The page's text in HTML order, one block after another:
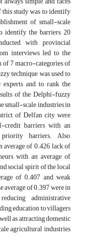
this study was to identify
of small-scale
identify the barriers, 20
with provincial
interviews led to the
7 macro-categories of
technique was used to
experts and to rank the
of the Delphi-fuzzy
small-scale industries in
of Delfan city were
credit barriers with an
barriers. Also,
of 0.426, lack of
with an average of
social spirit of the local
of 0.407 and weak
average of 0.397 were in
administrative
education to villagers
as attracting domestic
agricultural industries